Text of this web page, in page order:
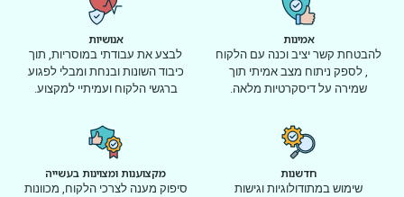
אמינות
להבטחת קשר יציב וכנה עם הלקוח
, לספק ניתוח מצב אמיתי תוך
שמירה על דיסקרטיות מלאה.
אנושיות
לבצע את עבודתי במוסריות, תוך
כיבוד השונות ובנחת ומבלי לפגוע
ברגשי הלקוח ועמיתיי למקצוע.
חדשנות
שימוש במתודולוגיות וגישות
מקצוענות ומצוינות בעשייה
סיפוק מענה לצרכי הלקוח, מכוונות